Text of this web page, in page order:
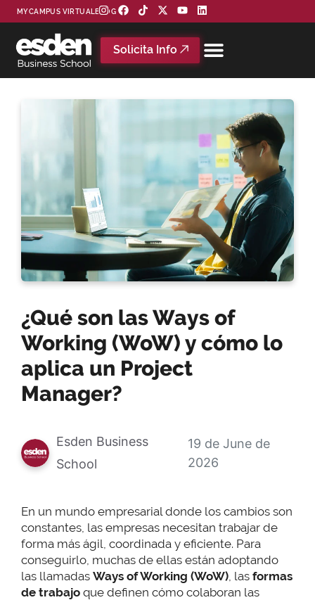
MYCAMPUS VIRTUAL BLOG
Solicita Info
¿Qué son las Ways of
Working (WoW) y cómo lo
aplica un Project
Manager?
Esden Business
School
19 de June de
2026
En un mundo empresarial donde los cambios son
constantes, las empresas necesitan trabajar de
forma más ágil, coordinada y eficiente. Para
conseguirlo, muchas de ellas están adoptando
las llamadas Ways of Working (WoW) , las formas
de trabajo que definen cómo colaboran las